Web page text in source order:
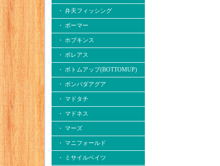
・ 弁天フィッシング
・ ボーマー
・ ホプキンス
・ ボレアス
・ ボトムアップ(BOTTOMUP)
・ ボンバダアグア
・ マドタチ
・ マドネス
・ マーズ
・ マニフォールド
・ ミサイルベイツ